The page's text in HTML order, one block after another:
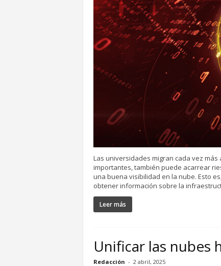
Las universidades migran cada vez
importantes, también puede acarrear
una buena visibilidad en la nube. Esto
obtener información sobre la
Leer más
Unificar las nubes
Redacción - 2 abril, 2025